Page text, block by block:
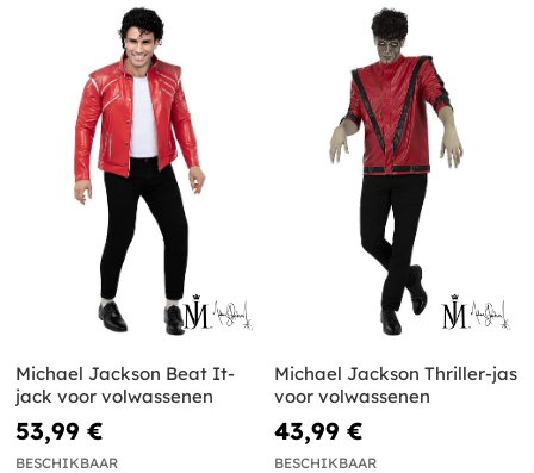
Michael Jackson Beat It-
jack voor volwassenen
53,99 €
BESCHIKBAAR
Michael Jackson Thriller-jas
voor volwassenen
43,99 €
BESCHIKBAAR